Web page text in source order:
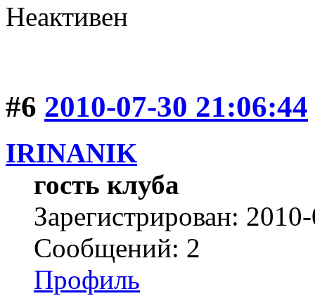
Неактивен
#6 2010-07-30 21:06:44
IRINANIK
гость клуба
Зарегистрирован:
Сообщений: 2
Профиль